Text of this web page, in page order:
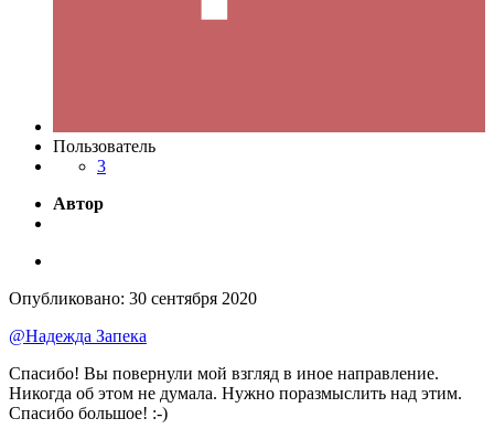
Пользователь
3
Автор
Опубликовано: 30 сентября 2020
@Надежда Запека
Спасибо! Вы повернули мой взгляд в иное направление.
Никогда об этом не думала. Нужно поразмыслить над этим.
Спасибо большое! :-)